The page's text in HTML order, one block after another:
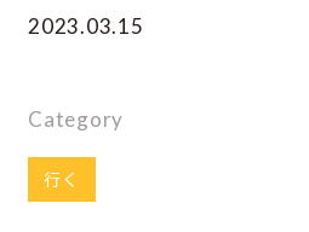
2023.03.15
Category
行く